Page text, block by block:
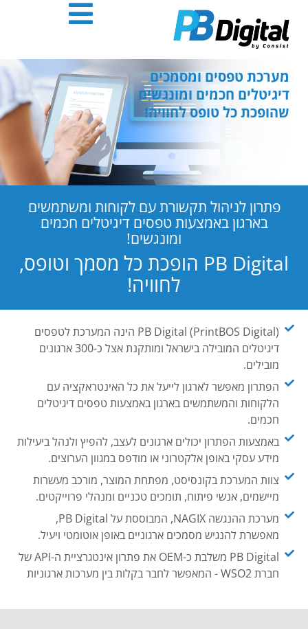
אנטר
מערכת טפסים ומסמכים
דיגיטלים חכמים ומונגשים
שהופכת כל טופס לחוויה!
פתרון לניהול תקשורת עם לקוחות ומשתמשים
בארגון באמצעות טפסים דיגיטלים חכמים
ומונגשים!
PB Digital הופכת כל מסמך וטופס,
לחוויה!
PB Digital (PrintBOS Digital) הינה המערכת לטפסים
דיגיטלים המובילה בישראל ומותקנת אצל כ-300 ארגונים
מובילים.
הפתרון מאפשר לארגון לייעל את כל האינטראקציה עם
הלקוחות והמשתמשים בארגון באמצעות טפסים דיגיטלים
חכמים.
באמצעות הפתרון יכולים ארגונים לעצב, להפיץ ולנהל ביעילות
מידע עסקי באופן אלקטרוני או מודפס במגוון הערוצים.
צוות המערכת בקונסיסט, מפתחת המוצר, מורכב מעשרות
מיישמים, אנשי פיתוח, תומכים טכניים ומנהלי פרוייקטים.
מערכת ההנגשה NAGIX, המבוססת על PB Digital,
מאפשרת להנגיש מסמכים ארגוניים באופן אוטומטי ויעיל.
PB Digital משלבת כ-OEM את פתרון אינטגרציית ה-API של
חברת WSO2 - המאפשר לחבר בקלות בין מערכות ארגוניות